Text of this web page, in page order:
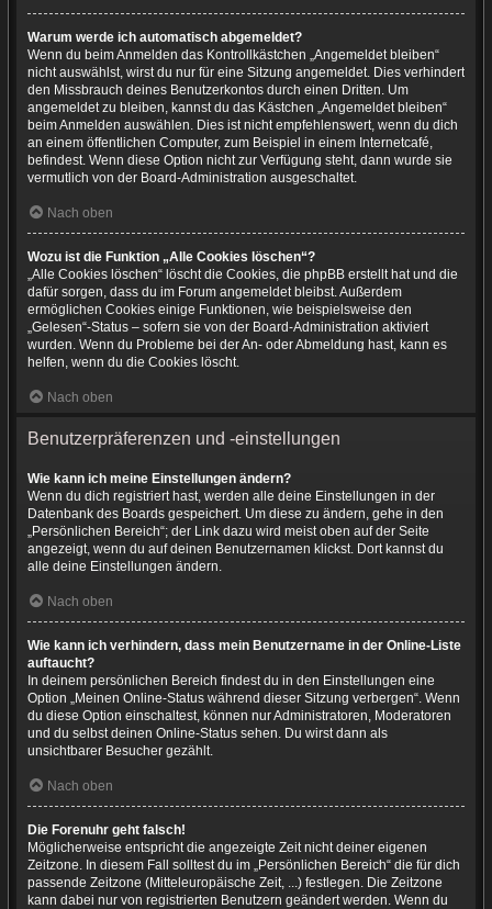
Warum werde ich automatisch abgemeldet?
Wenn du beim Anmelden das Kontrollkästchen „Angemeldet bleiben“
nicht auswählst, wirst du nur für eine Sitzung angemeldet. Dies verhindert
den Missbrauch deines Benutzerkontos durch einen Dritten. Um
angemeldet zu bleiben, kannst du das Kästchen „Angemeldet bleiben“
beim Anmelden auswählen. Dies ist nicht empfehlenswert, wenn du dich
an einem öffentlichen Computer, zum Beispiel in einem Internetcafé,
befindest. Wenn diese Option nicht zur Verfügung steht, dann wurde sie
vermutlich von der Board-Administration ausgeschaltet.
Nach oben
Wozu ist die Funktion „Alle Cookies löschen“?
„Alle Cookies löschen“ löscht die Cookies, die phpBB erstellt hat und die
dafür sorgen, dass du im Forum angemeldet bleibst. Außerdem
ermöglichen Cookies einige Funktionen, wie beispielsweise den
„Gelesen“-Status – sofern sie von der Board-Administration aktiviert
wurden. Wenn du Probleme bei der An- oder Abmeldung hast, kann es
helfen, wenn du die Cookies löscht.
Nach oben
Benutzerpräferenzen und -einstellungen
Wie kann ich meine Einstellungen ändern?
Wenn du dich registriert hast, werden alle deine Einstellungen in der
Datenbank des Boards gespeichert. Um diese zu ändern, gehe in den
„Persönlichen Bereich“; der Link dazu wird meist oben auf der Seite
angezeigt, wenn du auf deinen Benutzernamen klickst. Dort kannst du
alle deine Einstellungen ändern.
Nach oben
Wie kann ich verhindern, dass mein Benutzername in der Online-Liste
auftaucht?
In deinem persönlichen Bereich findest du in den Einstellungen eine
Option „Meinen Online-Status während dieser Sitzung verbergen“. Wenn
du diese Option einschaltest, können nur Administratoren, Moderatoren
und du selbst deinen Online-Status sehen. Du wirst dann als
unsichtbarer Besucher gezählt.
Nach oben
Die Forenuhr geht falsch!
Möglicherweise entspricht die angezeigte Zeit nicht deiner eigenen
Zeitzone. In diesem Fall solltest du im „Persönlichen Bereich“ die für dich
passende Zeitzone (Mitteleuropäische Zeit, ...) festlegen. Die Zeitzone
kann dabei nur von registrierten Benutzern geändert werden. Wenn du